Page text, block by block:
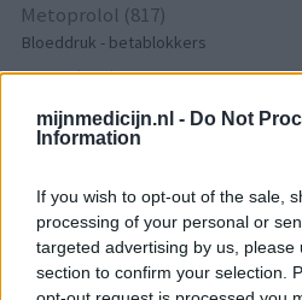
mijnmedicijn.nl - Do Not
Information
If you wish to opt-out of the sale,
processing of your personal or
targeted advertising by us, please
section to confirm your selection.
Metoprolol (817)
Bloeddruk - betablokkers
Lyrica (795)
Furabid (735)
Mirtazapine (731)
Depressie - antidepressiva overig
Amitriptyline (699)
Depressie - antidepressiva TCA